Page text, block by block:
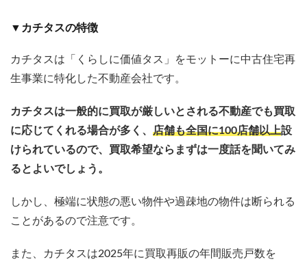
▼カチタスの特徴
カチタスは「くらしに価値タス」をモットーに中古住宅再
生事業に特化した不動産会社です。
カチタスは一般的に買取が厳しいとされる不動産でも買取
に応じてくれる場合が多く、 店舗も全国に100店舗以上設
けられているので、買取希望ならまずは一度話を聞いてみ
るとよいでしょう。
しかし、極端に状態の悪い物件や過疎地の物件は断られる
ことがあるので注意です。
また、カチタスは2025年に買取再販の年間販売戸数を